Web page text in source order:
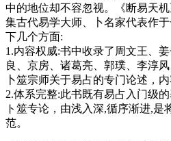
中的地位却不容忽视。《断易天
集古代易学大师、卜名家代表作
下几个方面:
1.内容权威:书中收录了周文王、
良、京房、诸葛亮、郭璞、李淳
卜筮宗师关于易占的专门论述，内
2.体系完整:此书既有易占入门级
ト筮专论，由浅入深,循序渐进,是
范。